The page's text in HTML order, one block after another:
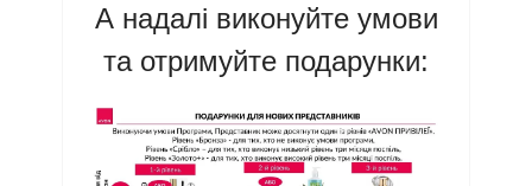
А надалі виконуйте умови
та отримуйте подарунки: